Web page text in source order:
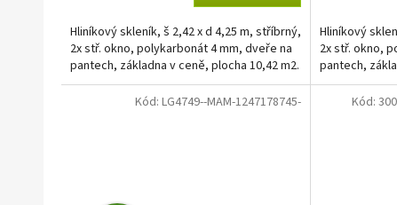
Hliníkový skleník, š 2,42 x d 4,25 m, stříbrný,
2x stř. okno, polykarbonát 4 mm, dveře na
pantech, základna v ceně, plocha 10,42 m2.
Hliníkový
2x stř. okno,
pantech,
Kód: LG4749--MAM-1247178745- Kód: